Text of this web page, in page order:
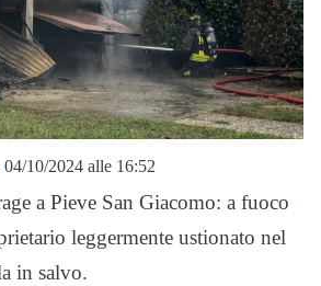
04/10/2024 alle 16:52
a Pieve San Giacomo: a fuoco
leggermente ustionato nel
in salvo.